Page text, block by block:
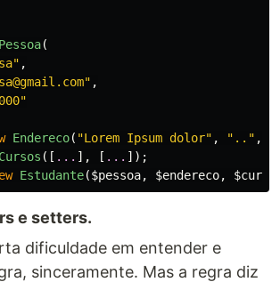
Pessoa(
,
,
Endereco( "Lorem Ipsum dolor" , ".." ,
Cursos ([ ... ], [ ... ]);
Estudante($pessoa, $endereco,
e setters.
dificuldade em entender e
sinceramente. Mas a regra diz